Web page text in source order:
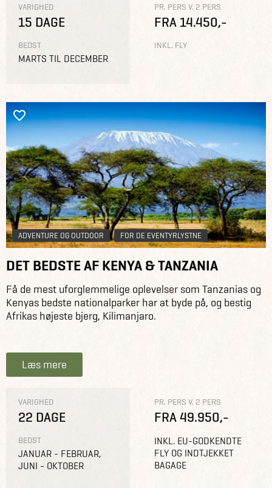
VARIGHED
15 DAGE
BEDST
MARTS TIL DECEMBER
PR. PERS V. 2 PERS
FRA 14.450,-
INKL. FLY
ADVENTURE OG OUTDOOR FOR DE EVENTYRLYSTNE
DET BEDSTE AF KENYA & TANZANIA
Få de mest uforglemmelige oplevelser som Tanzanias og
Kenyas bedste nationalparker har at byde på, og bestig
Afrikas højeste bjerg, Kilimanjaro.
Læs mere
VARIGHED
22 DAGE
BEDST
JANUAR - FEBRUAR,
JUNI - OKTOBER
PR. PERS V. 2 PERS
FRA 49.950,-
INKL. EU-GODKENDTE
FLY OG INDTJEKKET
BAGAGE